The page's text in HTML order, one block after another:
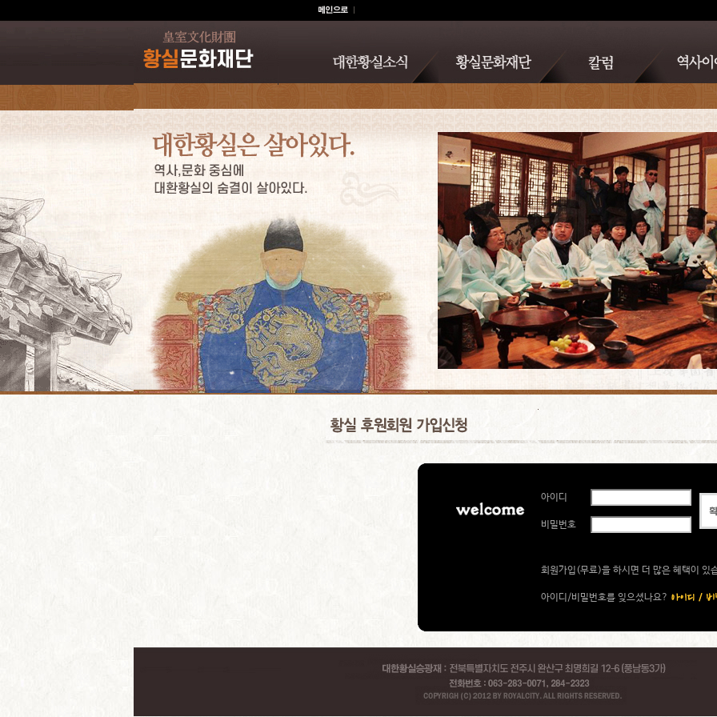
아이디
비밀번호
회원가입(무료)을 하시면 더 많은 혜택이 있
아이디/비밀번호를 잊으셨나요?